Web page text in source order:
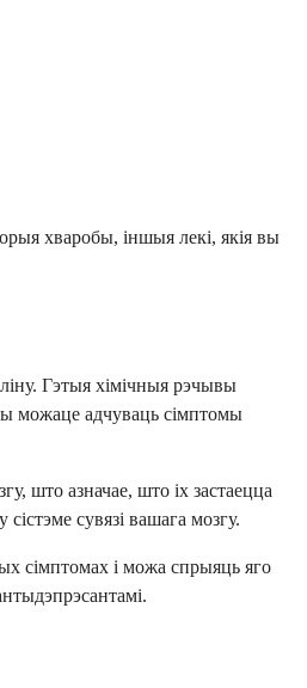
хваробы, іншыя лекі, якія вы
Гэтыя хімічныя рэчывы
можаце адчуваць сімптомы
што азначае, што іх застаецца
сувязі вашага мозгу.
сімптомах і можа спрыяць яго